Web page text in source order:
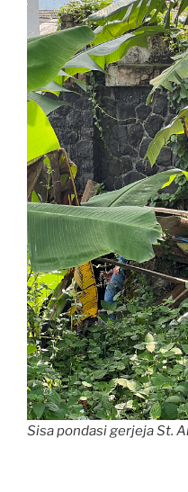
Sisa pondasi gerjeja St.